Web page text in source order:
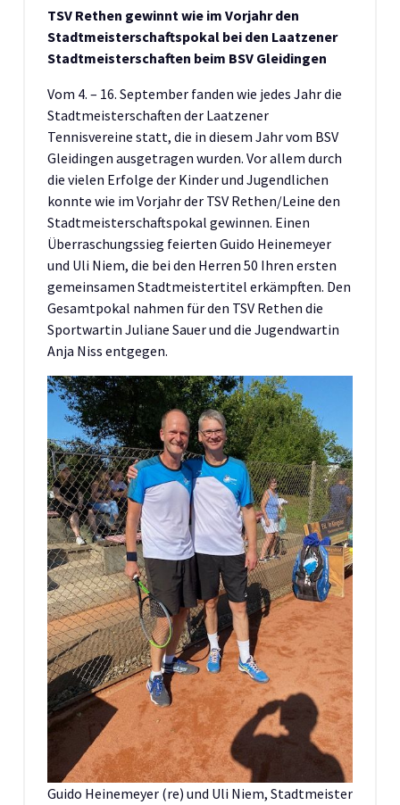
TSV Rethen gewinnt wie im Vorjahr den
Stadtmeisterschaftspokal bei den Laatzener
Stadtmeisterschaften beim BSV Gleidingen
Vom 4. – 16. September fanden wie jedes Jahr die
Stadtmeisterschaften der Laatzener
Tennisvereine statt, die in diesem Jahr vom BSV
Gleidingen ausgetragen wurden. Vor allem durch
die vielen Erfolge der Kinder und Jugendlichen
konnte wie im Vorjahr der TSV Rethen/Leine den
Stadtmeisterschaftspokal gewinnen. Einen
Überraschungssieg feierten Guido Heinemeyer
und Uli Niem, die bei den Herren 50 Ihren ersten
gemeinsamen Stadtmeistertitel erkämpften. Den
Gesamtpokal nahmen für den TSV Rethen die
Sportwartin Juliane Sauer und die Jugendwartin
Anja Niss entgegen.
Guido Heinemeyer (re) und Uli Niem, Stadtmeister